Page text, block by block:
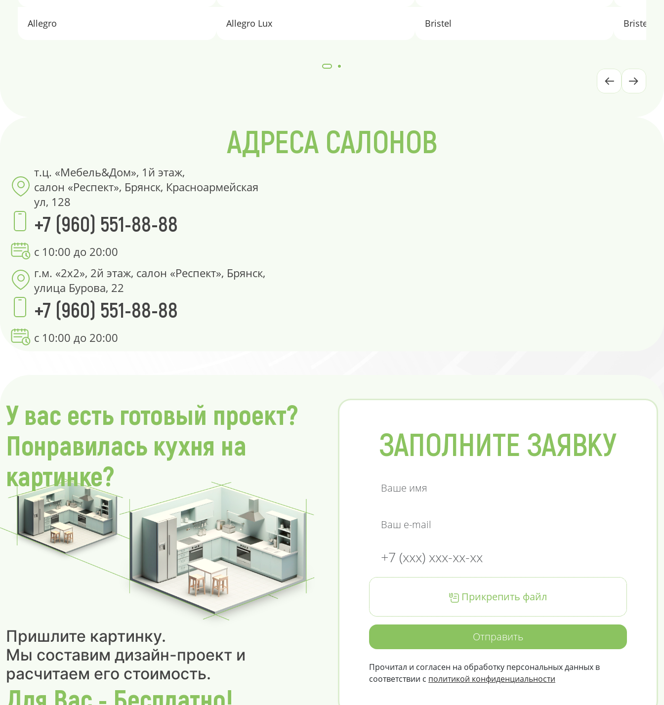
Allegro Allegro Lux Bristel Bristel
АДРЕСА САЛОНОВ
т.ц. «Мебель&Дом», 1й этаж,
салон «Респект», Брянск, Красноармейская
ул, 128
+7 (960) 551-88-88
с 10:00 до 20:00
г.м. «2х2», 2й этаж, салон «Респект», Брянск,
улица Бурова, 22
+7 (960) 551-88-88
с 10:00 до 20:00
У вас есть готовый проект?
Понравилась кухня на
картинке?
Пришлите картинку.
Мы составим дизайн-проект и
расчитаем его стоимость.
Для Вас - Бесплатно!
ЗАПОЛНИТЕ ЗАЯВКУ
Прикрепить файл
Отправить
Прочитал и согласен на обработку персональных данных в
соответствии с политикой конфиденциальности